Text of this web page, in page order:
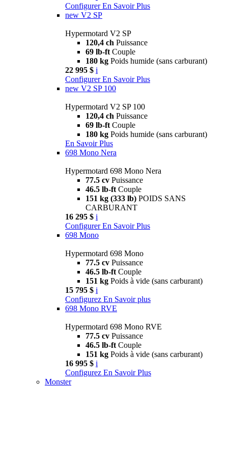
Configurer En Savoir Plus
new V2 SP
Hypermotard V2 SP
120,4 ch Puissance
69 lb-ft Couple
180 kg Poids humide (sans carburant)
22 995 $ i
Configurer En Savoir Plus
new V2 SP 100
Hypermotard V2 SP 100
120,4 ch Puissance
69 lb-ft Couple
180 kg Poids humide (sans carburant)
En Savoir Plus
698 Mono Nera
Hypermotard 698 Mono Nera
77.5 cv Puissance
46.5 lb-ft Couple
151 kg (333 lb) POIDS SANS
CARBURANT
16 295 $ i
Configurer En Savoir Plus
698 Mono
Hypermotard 698 Mono
77.5 cv Puissance
46.5 lb-ft Couple
151 kg Poids à vide (sans carburant)
15 795 $ i
Configurez En Savoir plus
698 Mono RVE
Hypermotard 698 Mono RVE
77.5 cv Puissance
46.5 lb-ft Couple
151 kg Poids à vide (sans carburant)
16 995 $ i
Configurez En Savoir Plus
Monster